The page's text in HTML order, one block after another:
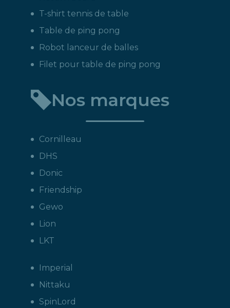
T-shirt tennis de table
Table de ping pong
Robot lanceur de balles
Filet pour table de ping pong
Nos marques
Cornilleau
DHS
Donic
Friendship
Gewo
Lion
LKT
Imperial
Nittaku
SpinLord